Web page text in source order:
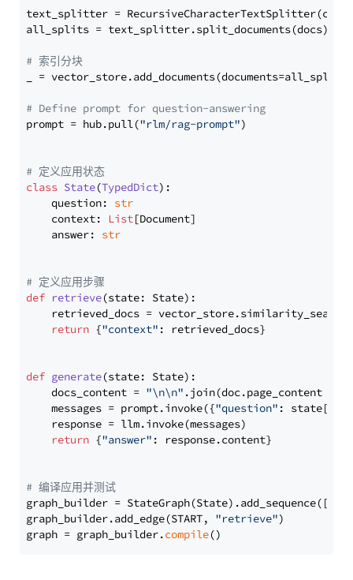
text_splitter =
all_splits = text_splitter.split_documents(docs)
# 索引分块
_ = vector_store.add_documents(documents=all_splits)
# Define prompt for question-answering
prompt = hub.pull("rlm/rag-prompt")
# 定义应用状态
class State(TypedDict):
    question:
str
    context:
List[Document]
    answer:
str
# 定义应用步骤
def retrieve(state: State):
retrieved_docs =
return {"context" : retrieved_docs}
def generate(state: State):
    docs_content =
"\n\n" .join(doc.page_content
    messages = prompt.invoke({
"question" : state[
    response = llm.invoke(messages)
return {"answer" : response.content}
# 编译应用并测试
graph_builder =
graph_builder.add_edge(START, "retrieve")
graph = graph_builder.compile